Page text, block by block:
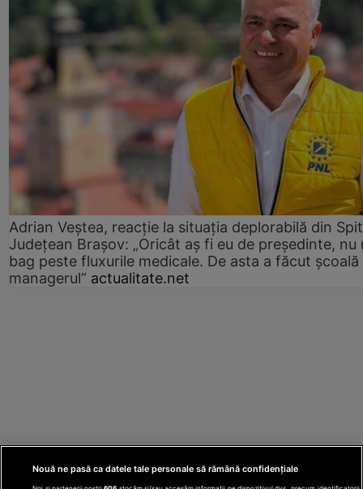
Adrian Veștea, reacție la situația deplorabilă din
Județean Brașov: „Oricât aș fi eu de președinte, nu
bag peste fluxurile medicale. De asta a făcut școală
managerul” actualitate.net
Nouă ne pasă ca datele tale personale să rămână confidențiale